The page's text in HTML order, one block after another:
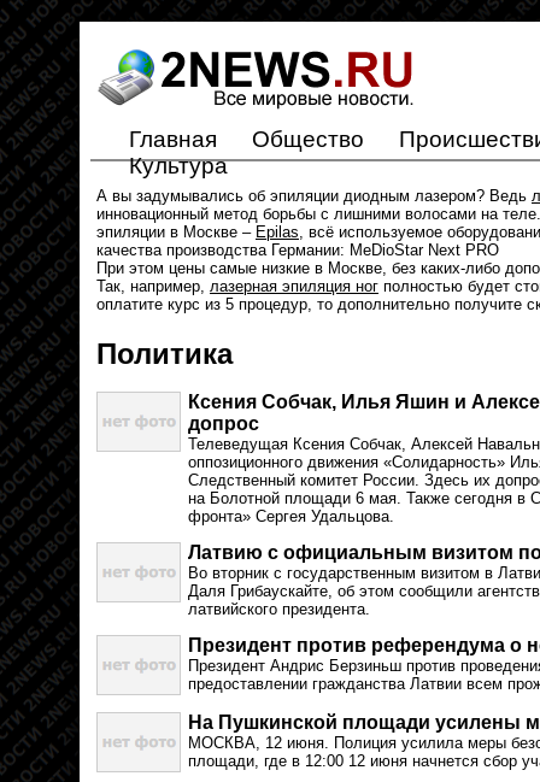
Главная Общество
Культура
А вы задумывались об эпиляции диодным лазером? Ведь
инновационный метод борьбы с лишними волосами на
эпиляции в Москве – Epilas, всё используемое
качества производства Германии: MeDioStar Next PRO
При этом цены самые низкие в Москве, без каких-либо
Так, например, лазерная эпиляция ног полностью будет
оплатите курс из 5 процедур, то дополнительно получите
Политика
Ксения Собчак, Илья Яшин и
допрос
Телеведущая Ксения Собчак, Алексей
оппозиционного движения «Солидарность»
Следственный комитет России. Здесь их
на Болотной площади 6 мая. Также сегодня в
фронта» Сергея Удальцова.
Латвию с официальным визитом
Во вторник с государственным визитом в
Даля Грибаускайте, об этом сообщили
латвийского президента.
Президент против референдума о
Президент Андрис Берзиньш против
предоставлении гражданства Латвии всем
На Пушкинской площади усилены
МОСКВА, 12 июня. Полиция усилила меры
площади, где в 12:00 12 июня начнется сбор